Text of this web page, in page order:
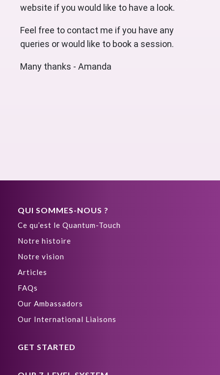
website if you would like to have a look.
Feel free to contact me if you have any
queries or would like to book a session.
Many thanks - Amanda
QUI SOMMES-NOUS ?
Ce qu’est le Quantum-Touch
Notre histoire
Notre vision
Articles
FAQs
Our Ambassadors
Our International Liaisons
GET STARTED